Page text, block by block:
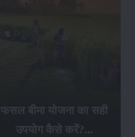
फसल बीमा योजना का सही
उपयोग कैसे करें?...